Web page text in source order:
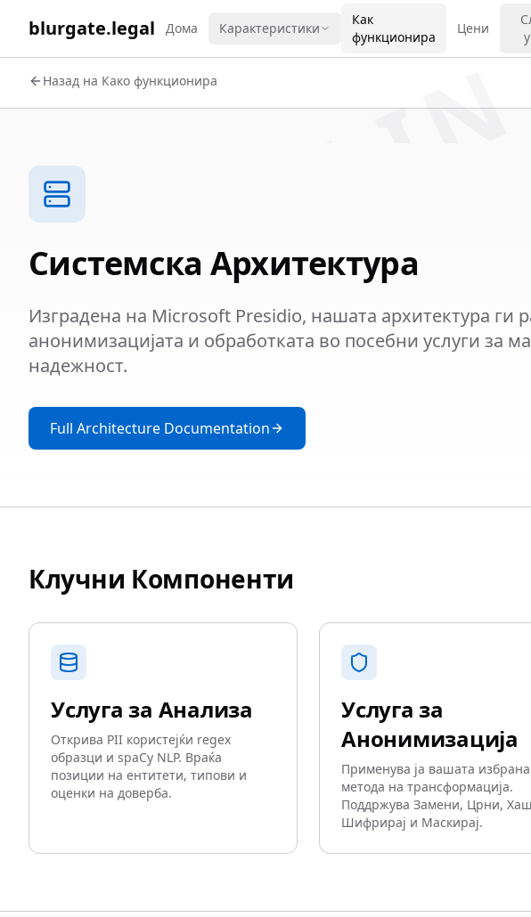
blurgate.legal Дома Карактеристики
Как
функционира
Цени
Назад на Како функционира
Системска Архитектура
Изградена на Microsoft Presidio, нашата архитектура ги
анонимизацијата и обработката во посебни услуги за
надежност.
Full Architecture Documentation
Клучни Компоненти
Услуга за Анализа
Открива PII користејќи regex
образци и spaCy NLP. Враќа
позиции на ентитети, типови и
оценки на доверба.
Услуга за
Анонимизација
Применува ја вашата избрана
метода на трансформација.
Поддржува Замени, Црни,
Шифрирај и Маскирај.